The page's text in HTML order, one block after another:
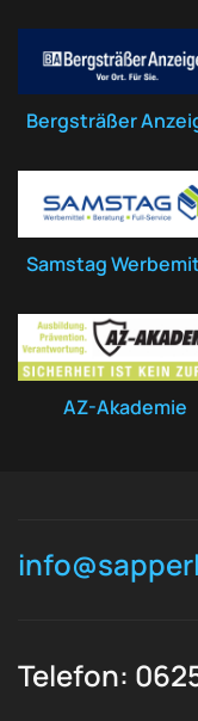
Bergsträßer
Samstag
AZ-Akademie
Telefon: